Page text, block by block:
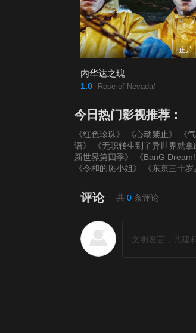
正片
内华达之瑰
1.0 Rose of Nevada/
今日热门影视推荐：
《红色珍珠》 《心动禁止》 《
语》
《无职转生到了异世界就拿
新世界第四季》
《BanG
《令和的斑小姐》
《东京三十岁
评论 共 0条评论